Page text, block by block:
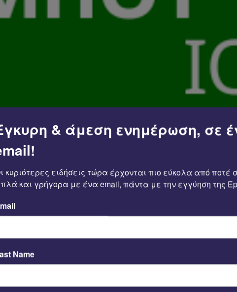
περιοχών: το παράδειγμα
Σύμφωνα με την Έκθεση, τα κράτη
τις πολιτικές της Ευρωπαϊκής
να εξασφαλίσουν υπέρ των
των σχετικών επενδύσεων,
ανάπτυξη.
τοπικού πληθυσμού.
και την
υψηλής
& άμεση ενημέρωση, σε
κυριότερες ειδήσεις τώρα έρχονται πιο εύκολα από ποτέ
και γρήγορα με ένα email, πάντα με την εγγύηση της
Name